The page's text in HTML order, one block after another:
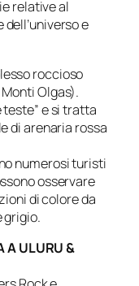
relative al
e
roccioso
Olgas).
e si tratta
di arenaria rossa
numerosi turisti
osservare
di colore da
grigio.
A ULURU &